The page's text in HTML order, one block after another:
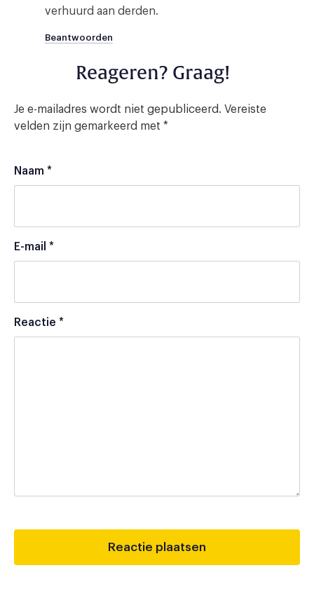
verhuurd aan derden.
Beantwoorden
Reageren? Graag!
Je e-mailadres wordt niet gepubliceerd. Vereiste
velden zijn gemarkeerd met *
Naam *
E-mail *
Reactie *